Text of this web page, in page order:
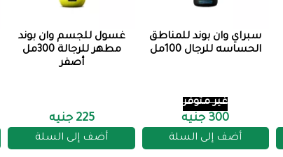
سبراي وان بوند للمناطق
الحساسه للرجال 100مل
غير متوفر
300 جنيه
أضف إلى السلة
غسول للجسم وان بوند
مطهر للرجالة 300مل
أصفر
225 جنيه
أضف إلى السلة